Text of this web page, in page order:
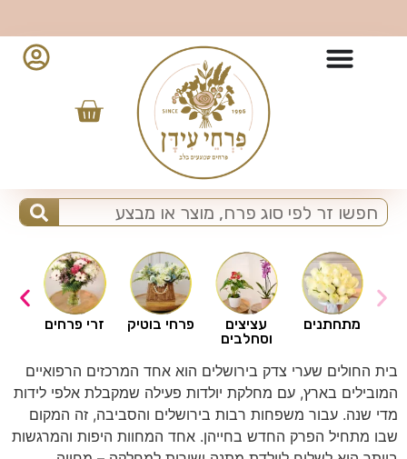
זרי פרחים פרחי בוטיק
עציצים
וסחלבים
מתחתנים
בית החולים שערי צדק בירושלים הוא אחד המרכזים הרפואיים
המובילים בארץ, עם מחלקת יולדות פעילה שמקבלת אלפי לידות
מדי שנה. עבור משפחות רבות בירושלים והסביבה, זה המקום
שבו מתחיל הפרק החדש בחייהן. אחד המחוות היפות והמרגשות